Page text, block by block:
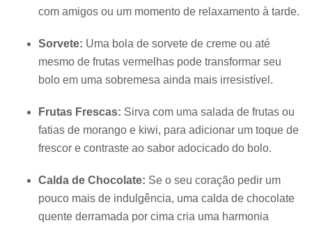
com amigos ou um momento de relaxamento à tarde.
Sorvete: Uma bola de sorvete de creme ou até
mesmo de frutas vermelhas pode transformar seu
bolo em uma sobremesa ainda mais irresistível.
Frutas Frescas: Sirva com uma salada de frutas ou
fatias de morango e kiwi, para adicionar um toque de
frescor e contraste ao sabor adocicado do bolo.
Calda de Chocolate: Se o seu coração pedir um
pouco mais de indulgência, uma calda de chocolate
quente derramada por cima cria uma harmonia